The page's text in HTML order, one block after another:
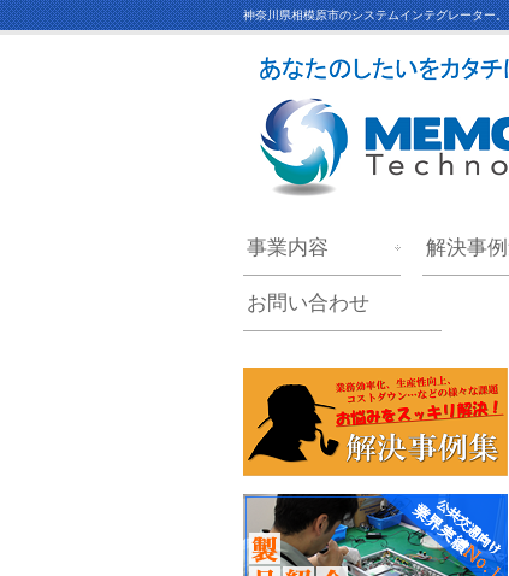
神奈川県相模原市のシステムインテグレーター
事業内容 解決事
お問い合わせ